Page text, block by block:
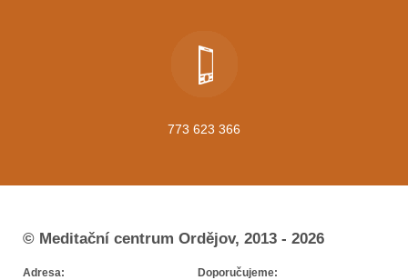
773 623 366
© Meditační centrum Ordějov, 2013 - 2026
Adresa: Doporučujeme: